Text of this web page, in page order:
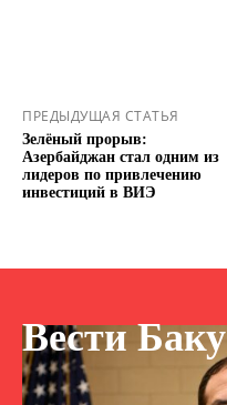
ПРЕДЫДУЩАЯ СТАТЬЯ
Зелёный прорыв:
Азербайджан стал одним из
лидеров по привлечению
инвестиций в ВИЭ
Вести Баку